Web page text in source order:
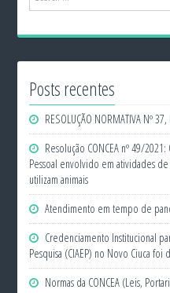
Posts recentes
RESOLUÇÃO NORMATIVA Nº
Resolução CONCEA nº 49/
Pessoal envolvido em atividades
utilizam animais
Atendimento em tempo de
Credenciamento Institucional
Pesquisa (CIAEP) no Novo Ciuca foi
Normas da CONCEA (Leis,